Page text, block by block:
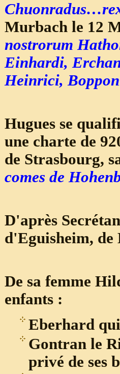
Murbach le 12
nostrorum
Einhardi,
Heinrici,
Hugues se
une charte de
de Strasbourg,
comes de
D'après
d'Eguisheim, de
De sa femme
enfants :
Eberhard
Gontran le
privé de ses